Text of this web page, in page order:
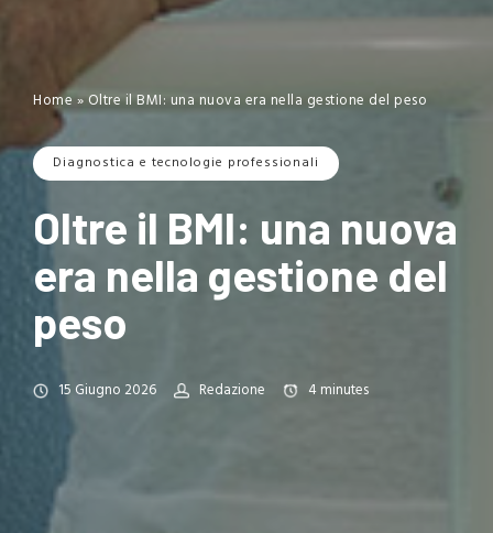
Home»Oltre il BMI: una nuova era nella gestione del peso
Diagnostica e tecnologie professionali
Oltre il BMI: una nuova
era nella gestione del
peso
15 Giugno 2026 Redazione 4minutes